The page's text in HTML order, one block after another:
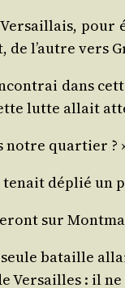
pour
l’autre vers
dans
lutte allait
notre quar­tier
déplié un
sur
seule bataille
Ver­sailles : il